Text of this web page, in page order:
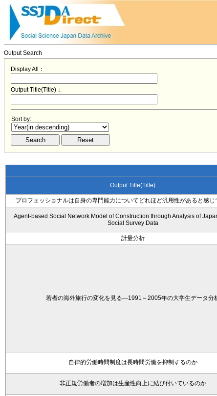
Output Search
Display All：
Output Title(Title)：
Sort by:
Output Title(Title)
プロフェッショナルは自身の専門能力についてどれほど汎用性があると感じ
Agent-based Social Network Model of Construction through Analysis of
Social Survey Data
計量分析
若者の海外旅行の変化を見る―1991～2005年の大学生データ分
自律的労働時間制度は長時間労働を抑制するのか
非正規労働者の増加は生産性向上に結び付いているのか